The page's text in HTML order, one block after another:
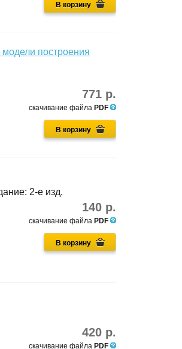
В корзину
построения
771 р.
скачивание файла PDF
В корзину
2-е изд.
140 р.
скачивание файла PDF
В корзину
420 р.
скачивание файла PDF